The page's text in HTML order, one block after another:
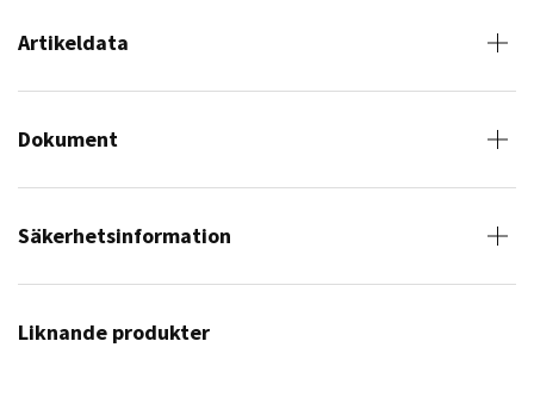
Artikeldata
Dokument
Säkerhetsinformation
Liknande produkter